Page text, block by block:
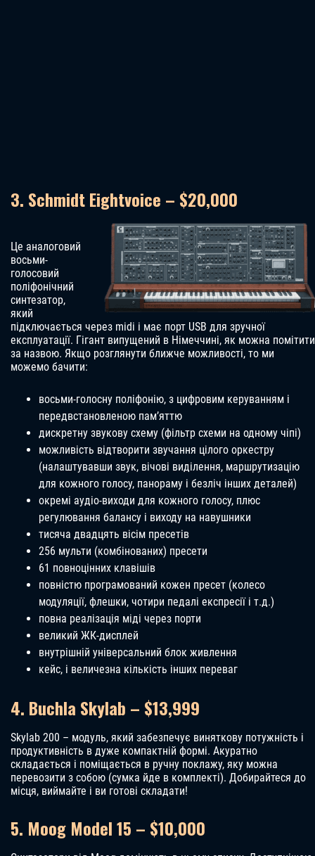
3. Schmidt Eightvoice – $20,000
Це аналоговий
восьми-
голосовий
поліфонічний
синтезатор,
який
підключається через midi і має порт USB для зручної
експлуатації. Гігант випущений в Німеччині, як можна помітити
за назвою. Якщо розглянути ближче можливості, то ми
можемо бачити:
восьми-голосну поліфонію, з цифровим керуванням і
передвстановленою пам’яттю
дискретну звукову схему (фільтр схеми на одному чіпі)
можливість відтворити звучання цілого оркестру
(налаштувавши звук, вічові виділення, маршрутизацію
для кожного голосу, панораму і безліч інших деталей)
окремі аудіо-виходи для кожного голосу, плюс
регулювання балансу і виходу на навушники
тисяча двадцять вісім пресетів
256 мульти (комбінованих) пресети
61 повноцінних клавішів
повністю програмований кожен пресет (колесо
модуляції, флешки, чотири педалі експресії і т.д.)
повна реалізація міді через порти
великий ЖК-дисплей
внутрішній універсальний блок живлення
кейс, і величезна кількість інших переваг
4. Buchla Skylab – $13,999
Skylab 200 – модуль, який забезпечує виняткову потужність і
продуктивність в дуже компактній формі. Акуратно
складається і поміщається в ручну поклажу, яку можна
перевозити з собою (сумка йде в комплекті). Добирайтеся до
місця, виймайте і ви готові складати!
5. Moog Model 15 – $10,000